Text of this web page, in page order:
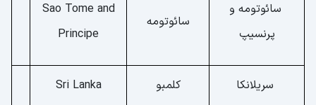
سائوتومه و
پرنسیپ
سائوتومه
Sao Tome and
Principe
سریلانکا کلمبو Sri Lanka